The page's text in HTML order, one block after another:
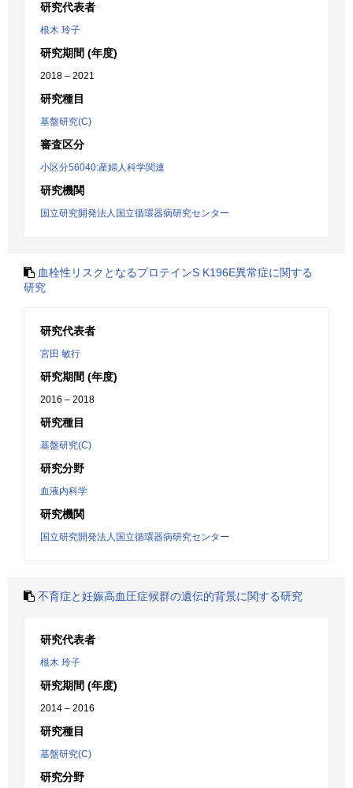
研究代表者
根木 玲子
研究期間 (年度)
2018 – 2021
研究種目
基盤研究(C)
審査区分
小区分56040:産婦人科学関連
研究機関
国立研究開発法人国立循環器病研究センター
血栓性リスクとなるプロテインS K196E異常症に関する
研究
研究代表者
宮田 敏行
研究期間 (年度)
2016 – 2018
研究種目
基盤研究(C)
研究分野
血液内科学
研究機関
国立研究開発法人国立循環器病研究センター
不育症と妊娠高血圧症候群の遺伝的背景に関する研究
研究代表者
根木 玲子
研究期間 (年度)
2014 – 2016
研究種目
基盤研究(C)
研究分野